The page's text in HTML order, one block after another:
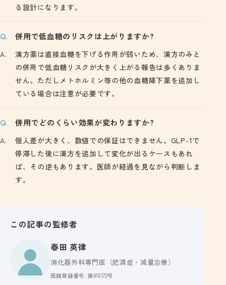
る設計になります。
併用で低血糖のリスクは上がりますか?
漢方薬は直接血糖を下げる作用が弱いため、漢方のみと
の併用で低血糖リスクが大きく上がる報告は多くありま
せん。ただしメトホルミン等の他の血糖降下薬を追加し
ている場合は注意が必要です。
併用でどのくらい効果が変わりますか?
個人差が大きく、数値での保証はできません。GLP-1で
停滞した後に漢方を追加して変化が出るケースもあれ
ば、その逆もあります。医師が経過を見ながら判断しま
す。
この記事の監修者
春田 英律
消化器外科専門医（肥満症・減量治療）
医籍登録番号: 第416172号